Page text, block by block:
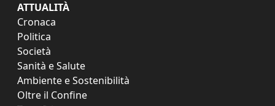
ATTUALITÀ
Cronaca
Politica
Società
Sanità e Salute
Ambiente e Sostenibilità
Oltre il Confine